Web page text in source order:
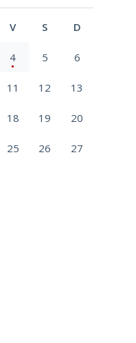
V S D
4 5 6
11 12 13
18 19 20
25 26 27